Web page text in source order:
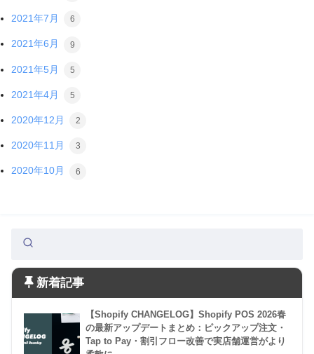
2021年7月 6
2021年6月 9
2021年5月 5
2021年4月 5
2020年12月 2
2020年11月 3
2020年10月 6
新着記事
【Shopify CHANGELOG】Shopify POS 2026春
の最新アップデートまとめ：ピックアップ注文・
Tap to Pay・割引フロー改善で実店舗運営がより